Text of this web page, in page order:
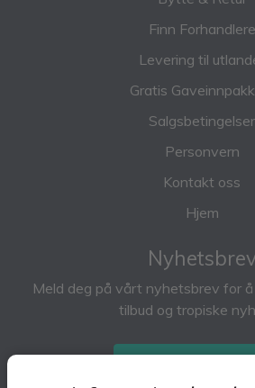
Finn Forhandlere
Levering til
Gratis
Salgsbetingelser
Personvern
Kontakt oss
Hjem
Nyhetsbrev
Meld deg på vårt nyhetsbrev for
tilbud og tropiske